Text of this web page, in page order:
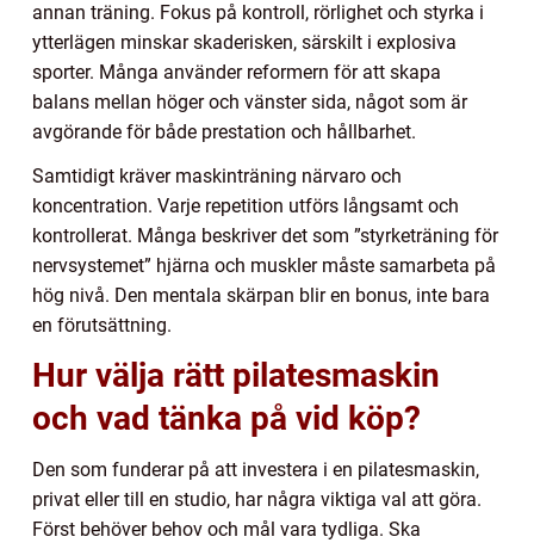
annan träning. Fokus på kontroll, rörlighet och styrka i
ytterlägen minskar skaderisken, särskilt i explosiva
sporter. Många använder reformern för att skapa
balans mellan höger och vänster sida, något som är
avgörande för både prestation och hållbarhet.
Samtidigt kräver maskinträning närvaro och
koncentration. Varje repetition utförs långsamt och
kontrollerat. Många beskriver det som ”styrketräning för
nervsystemet” hjärna och muskler måste samarbeta på
hög nivå. Den mentala skärpan blir en bonus, inte bara
en förutsättning.
Hur välja rätt pilatesmaskin
och vad tänka på vid köp?
Den som funderar på att investera i en pilatesmaskin,
privat eller till en studio, har några viktiga val att göra.
Först behöver behov och mål vara tydliga. Ska